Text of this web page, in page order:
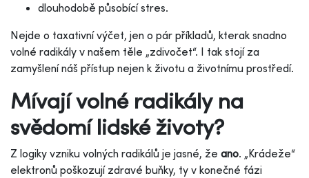
dlouhodobě působící stres.
Nejde o taxativní výčet, jen o pár příkladů, kterak snadno
volné radikály v našem těle „zdivočet“. I tak stojí za
zamyšlení náš přístup nejen k životu a životnímu prostředí.
Mívají volné radikály na
svědomí lidské životy?
Z logiky vzniku volných radikálů je jasné, že ano. „Krádeže“
elektronů poškozují zdravé buňky, ty v konečné fázi